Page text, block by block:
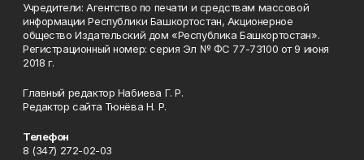
Учредители: Агентство по печати и средствам массовой
информации Республики Башкортостан, Акционерное
общество Издательский дом «Республика Башкортостан».
Регистрационный номер: серия Эл № ФС 77-73100 от 9 июня
2018 г.
Главный редактор Набиева Г. Р.
Редактор сайта Тюнёва Н. Р.
Телефон
8 (347) 272-02-03